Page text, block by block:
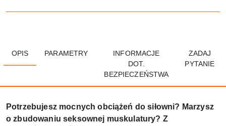
OPIS PARAMETRY
INFORMACJE
DOT.
BEZPIECZEŃSTWA
ZADAJ
PYTANIE
Potrzebujesz mocnych obciążeń do siłowni? Marzysz
o zbudowaniu seksownej muskulatury? Z